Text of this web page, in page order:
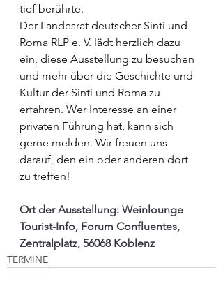
tief berührte.
Der Landesrat deutscher Sinti und
Roma RLP e. V. lädt herzlich dazu
ein, diese Ausstellung zu besuchen
und mehr über die Geschichte und
Kultur der Sinti und Roma zu
erfahren. Wer Interesse an einer
privaten Führung hat, kann sich
gerne melden. Wir freuen uns
darauf, den ein oder anderen dort
zu treffen!
Ort der Ausstellung: Weinlounge
Tourist-Info, Forum Confluentes,
Zentralplatz, 56068 Koblenz
TERMINE